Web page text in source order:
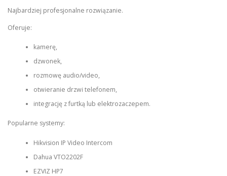
Najbardziej profesjonalne rozwiązanie.
Oferuje:
kamerę,
dzwonek,
rozmowę audio/video,
otwieranie drzwi telefonem,
integrację z furtką lub elektrozaczepem.
Popularne systemy:
Hikvision IP Video Intercom
Dahua VTO2202F
EZVIZ HP7